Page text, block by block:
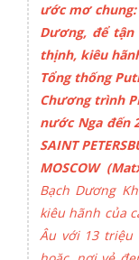
ước mơ
Dương, để
thịnh, kiêu
Tổng thống
Chương trình
nước Nga đến
SAINT
MOSCOW
Bạch Dương
kiêu hãnh của
Âu với 13 triệu